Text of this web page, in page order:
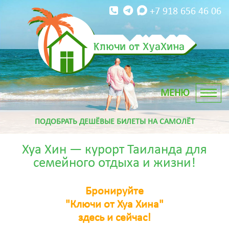
Ключи от ХуаХина
+7 918 656 46 06
ПОДОБРАТЬ ДЕШЁВЫЕ БИЛЕТЫ НА САМОЛЁТ
Хуа Хин — курорт Таиланда для
семейного отдыха и жизни!
Бронируйте
"Ключи от Хуа Хина"
здесь и сейчас!